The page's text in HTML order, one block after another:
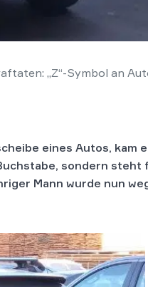
„Z“-Symbol an
eines Autos,
sondern
Mann wurde nun